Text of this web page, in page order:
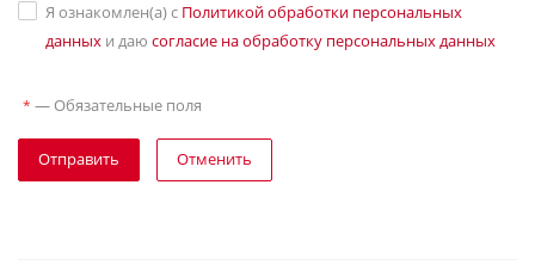
Я ознакомлен(а) с Политикой обработки персональных
данных и даю согласие на обработку персональных данных
* — Обязательные поля
Отправить Отменить